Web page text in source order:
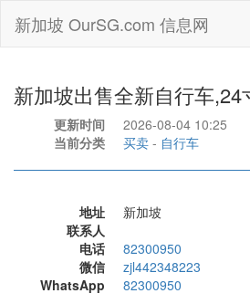
新加坡 OurSG.com 信息网
新加坡出售全新自行车,24
更新时间
2026-08-04 10:25
当前分类
买卖 - 自行车
地址
新加坡
联系人
电话
82300950
微信
zjl442348223
WhatsApp
82300950